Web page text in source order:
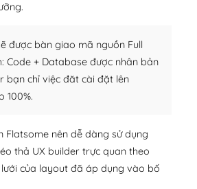
được bàn giao mã nguồn Full
Code + Database được nhân bản
bạn chỉ việc đăt cài đặt lên
100%.
Flatsome nên dễ dàng sử dụng
thả UX builder trực quan theo
của layout đã áp dụng vào bố